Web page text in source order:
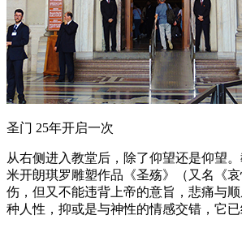
圣门 25年开启一次
从右侧进入教堂后，除了仰望还是仰望
米开朗琪罗雕塑作品《圣殇》（又名《
伤，但又不能违背上帝的意旨，悲痛与
种人性，抑或是与神性的情感交错，它